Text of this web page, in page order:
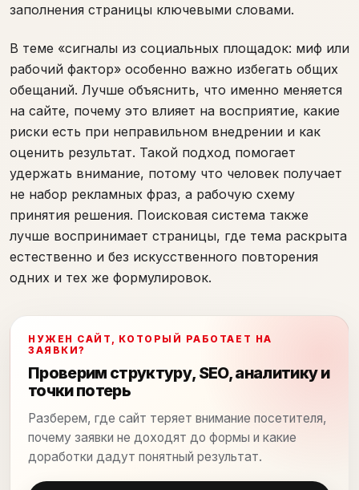
заполнения страницы ключевыми словами.
В теме «сигналы из социальных площадок: миф или
рабочий фактор» особенно важно избегать общих
обещаний. Лучше объяснить, что именно меняется
на сайте, почему это влияет на восприятие, какие
риски есть при неправильном внедрении и как
оценить результат. Такой подход помогает
удержать внимание, потому что человек получает
не набор рекламных фраз, а рабочую схему
принятия решения. Поисковая система также
лучше воспринимает страницы, где тема раскрыта
естественно и без искусственного повторения
одних и тех же формулировок.
НУЖЕН САЙТ, КОТОРЫЙ РАБОТАЕТ НА
ЗАЯВКИ?
Проверим структуру, SEO, аналитику и
точки потерь
Разберем, где сайт теряет внимание посетителя,
почему заявки не доходят до формы и какие
доработки дадут понятный результат.